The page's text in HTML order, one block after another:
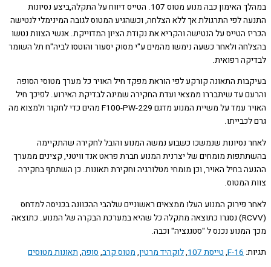
במהלך האימון כבה מנוע מטוס 107. הטייס דיווח על התקלה,ביצע נסיונות
לפי התרגולת אך ללא הצלחה, וכשהגיע המטוס לגובה המינימלי לנטישה
הטייס על הנטישה והקריא את נקודת הציון המדוייקת. אנשי הצוות נטשו
ולאחר כשעה נימשו מהמים ע"י מסוק יסעור והוטסו לביה"ח תל השומר
רפואית.
התאונה קורקע לפי הוראת מפקד חיל האויר כל מערך מטוסי הסופה
עד שיתבררו ממצאי ועדת החקירה שמינה לבדיקת האירוע. לפיכך חיל
האויר עמד על משיית המנוע מדגם F100-PW-229 מהים כדי לחקור ולמצוא מה
נסיונות שנמשכו כשבוע נמשה המנוע והובל לחקירה שהתקיימה
מומחים של יצרנית המנוע חברת פראט אנד וויטני, קצינים ממערך
בחיל האויר, וכן מומחי מטלורגיה וחקירת תאונות. כן השתתף בחקירה
המטוס.
פירוק המנוע העלו ממצאים ראשוניים שלהבי ההכוונה בכניסה למדחס
(RCVV) נסגרו כתוצאה מתקלה כל שהיא במערכת הבקרה של המנוע. כתוצאה
נכנס ל "סטגנציה" וכבה.
F-16
,טייסת 107 ,לוקהיד מרטין,מטוס קרב,סופה,תאונות מטוסים